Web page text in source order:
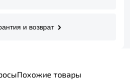
и возврат
Похожие товары